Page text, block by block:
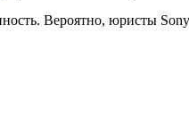
Вероятно, юристы